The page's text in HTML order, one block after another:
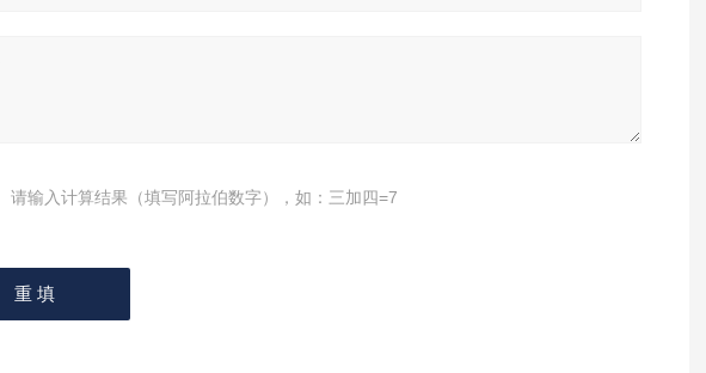
请输入计算结果（填写阿拉伯数字），如：三加四=7